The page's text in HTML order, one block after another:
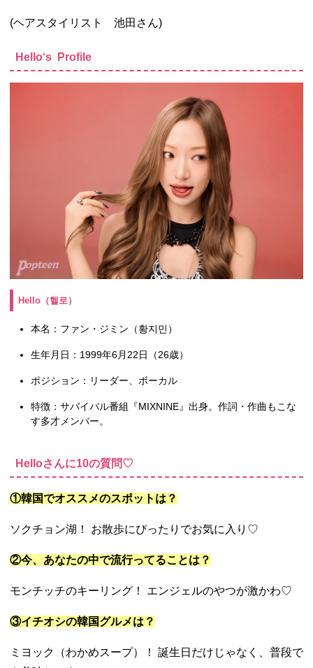
(ヘアスタイリスト 池田さん)
Hello‘s Profile
Hello（헬로）
本名：ファン・ジミン（황지민）
生年月日：1999年6月22日（26歳）
ポジション：リーダー、ボーカル
特徴：サバイバル番組『MIXNINE』出身。作詞・作曲もこな
す多才メンバー。
Helloさんに10の質問♡
①韓国でオススメのスポットは？
ソクチョン湖！ お散歩にぴったりでお気に入り♡
②今、あなたの中で流行ってることは？
モンチッチのキーリング！ エンジェルのやつが激かわ♡
③イチオシの韓国グルメは？
ミヨック（わかめスープ）！ 誕生日だけじゃなく、普段で